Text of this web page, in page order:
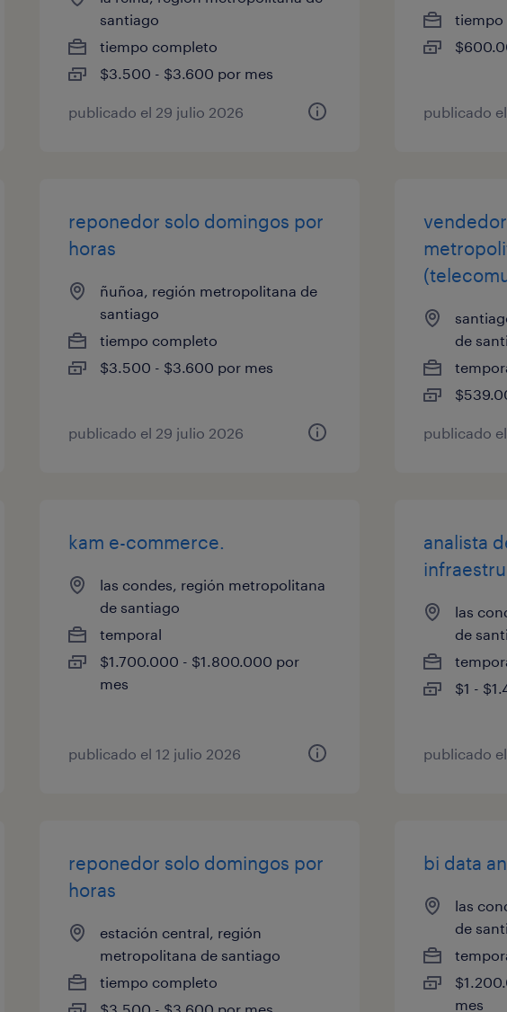
santiago
tiempo completo
$3.500 - $3.600 por mes
publicado el 29 julio 2026
tiempo
publicado
reponedor solo domingos por
horas
ñuñoa, región metropolitana de
santiago
tiempo completo
$3.500 - $3.600 por mes
publicado el 29 julio 2026
de
publicado
kam e-commerce.
las condes, región metropolitana
de santiago
temporal
$1.700.000 - $1.800.000 por
mes
publicado el 12 julio 2026
analista
las
de
$1 -
publicado
reponedor solo domingos por
horas
estación central, región
metropolitana de santiago
tiempo completo
bi data
las
de
mes